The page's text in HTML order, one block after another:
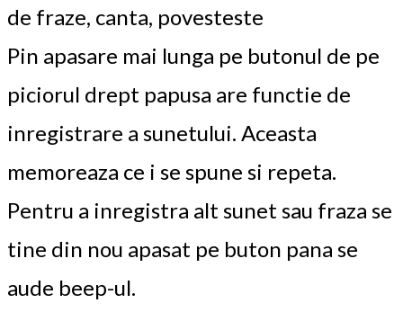
de fraze, canta, povesteste
Pin apasare mai lunga pe butonul de pe
piciorul drept papusa are functie de
inregistrare a sunetului. Aceasta
memoreaza ce i se spune si repeta.
Pentru a inregistra alt sunet sau fraza se
tine din nou apasat pe buton pana se
aude beep-ul.